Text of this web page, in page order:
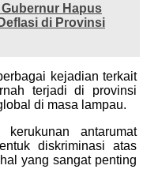
Hapus
di Provinsi
kejadian terkait
terjadi di provinsi
di masa lampau.
antarumat
diskriminasi atas
yang sangat penting